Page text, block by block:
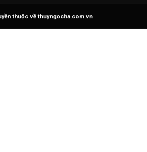
thuộc về thuyngocha.com.vn